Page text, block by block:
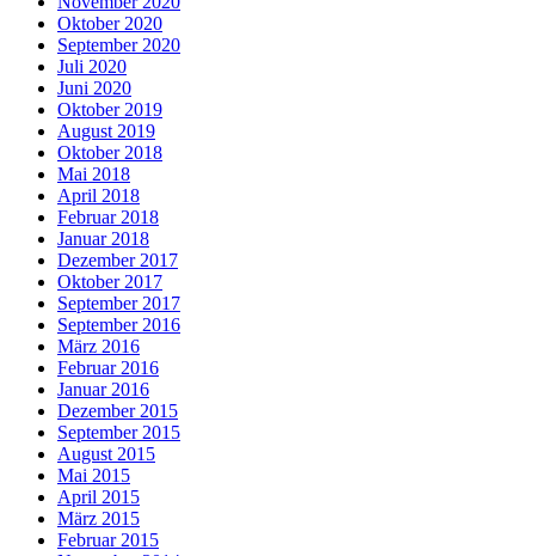
Oktober 2020
September 2020
Juli 2020
Juni 2020
Oktober 2019
August 2019
Oktober 2018
Mai 2018
April 2018
Februar 2018
Januar 2018
Dezember 2017
Oktober 2017
September 2017
September 2016
März 2016
Februar 2016
Januar 2016
Dezember 2015
September 2015
August 2015
Mai 2015
April 2015
März 2015
Februar 2015